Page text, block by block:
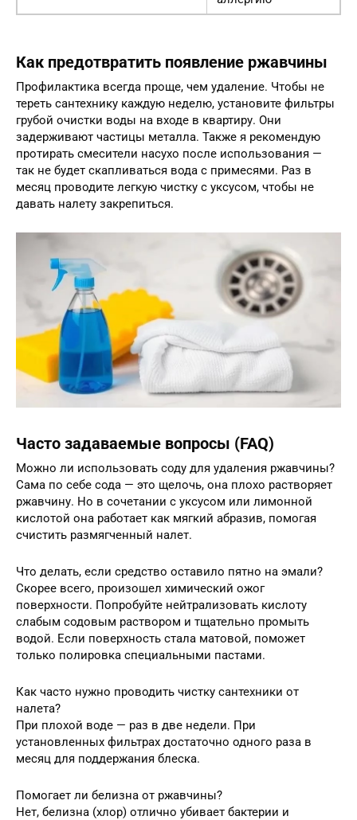
Как предотвратить появление ржавчины
Профилактика всегда проще, чем удаление. Чтобы не
тереть сантехнику каждую неделю, установите фильтры
грубой очистки воды на входе в квартиру. Они
задерживают частицы металла. Также я рекомендую
протирать смесители насухо после использования —
так не будет скапливаться вода с примесями. Раз в
месяц проводите легкую чистку с уксусом, чтобы не
давать налету закрепиться.
Часто задаваемые вопросы (FAQ)
Можно ли использовать соду для удаления ржавчины?
Сама по себе сода — это щелочь, она плохо растворяет
ржавчину. Но в сочетании с уксусом или лимонной
кислотой она работает как мягкий абразив, помогая
счистить размягченный налет.
Что делать, если средство оставило пятно на эмали?
Скорее всего, произошел химический ожог
поверхности. Попробуйте нейтрализовать кислоту
слабым содовым раствором и тщательно промыть
водой. Если поверхность стала матовой, поможет
только полировка специальными пастами.
Как часто нужно проводить чистку сантехники от
налета?
При плохой воде — раз в две недели. При
установленных фильтрах достаточно одного раза в
месяц для поддержания блеска.
Помогает ли белизна от ржавчины?
Нет, белизна (хлор) отлично убивает бактерии и